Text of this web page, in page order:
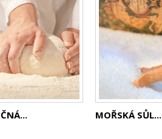
MOŘSKÁ SŮL...